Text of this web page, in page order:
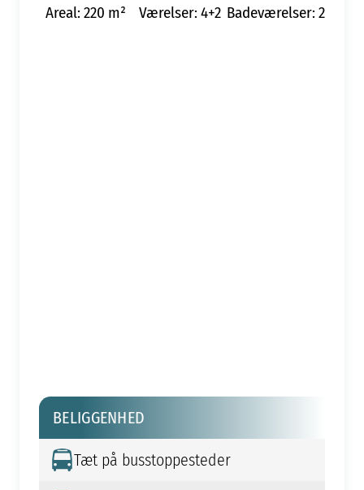
Areal: 220 m² Værelser: 4+2 Badeværelser: 2
BELIGGENHED
Tæt på busstoppesteder